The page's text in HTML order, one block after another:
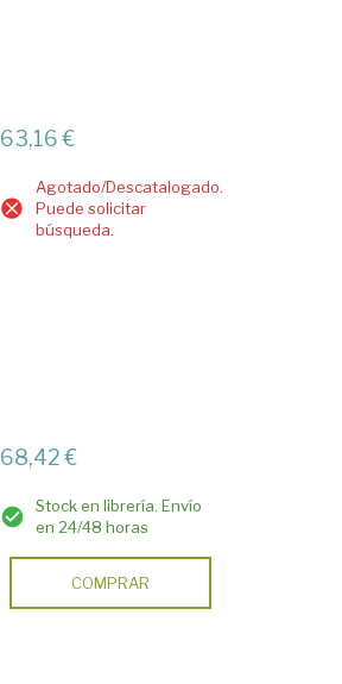
63,16 €
Agotado/Descatalogado.
Puede solicitar
búsqueda.
68,42 €
Stock en librería. Envío
en 24/48 horas
COMPRAR